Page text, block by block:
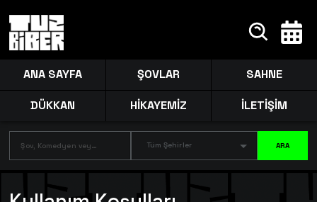
ANA SAYFA ŞOVLAR SAHNE
DÜKKAN HİKAYEMİZ İLETİŞİM
Tüm Şehirler ARA